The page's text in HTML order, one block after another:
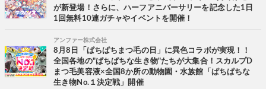
が新登場！さらに、ハーフアニバーサリーを記念した1日
1回無料10連ガチャやイベントを開催！
アンファー株式会社
8月8日「ぱちぱちまつ毛の日」に異色コラボが実現！！
全国各地の"ぱちぱちな生き物"たちが大集合！スカルプD
まつ毛美容液×全国8か所の動物園・水族館「ぱちぱちな
生き物No.１決定戦」開催